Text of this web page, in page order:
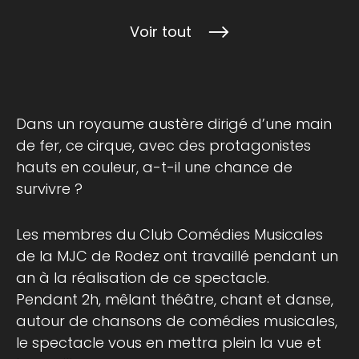
Voir tout
Dans un royaume austère dirigé d’une main
de fer, ce cirque, avec des protagonistes
hauts en couleur, a-t-il une chance de
survivre ?
Les membres du Club Comédies Musicales
de la MJC de Rodez ont travaillé pendant un
an à la réalisation de ce spectacle.
Pendant 2h, mêlant théâtre, chant et danse,
autour de chansons de comédies musicales,
le spectacle vous en mettra plein la vue et